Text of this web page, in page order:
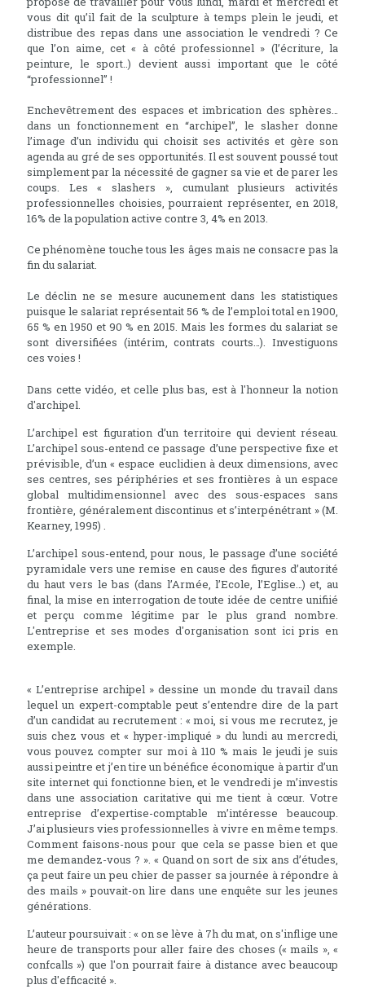
vous dit qu’il fait de la sculpture à temps plein le jeudi, et
distribue des repas dans une association le vendredi ? Ce
que l’on aime, cet « à côté professionnel » (l’écriture, la
peinture, le sport..) devient aussi important que le côté
“professionnel” !
Enchevêtrement des espaces et imbrication des sphères…
dans un fonctionnement en “archipel”, le slasher donne
l’image d’un individu qui choisit ses activités et gère son
agenda au gré de ses opportunités. Il est souvent poussé tout
simplement par la nécessité de gagner sa vie et de parer les
coups. Les « slashers », cumulant plusieurs activités
professionnelles choisies, pourraient représenter, en 2018,
16% de la population active contre 3, 4% en 2013.
Ce phénomène touche tous les âges mais ne consacre pas la
fin du salariat.
Le déclin ne se mesure aucunement dans les statistiques
puisque le salariat représentait 56 % de l’emploi total en 1900,
65 % en 1950 et 90 % en 2015. Mais les formes du salariat se
sont diversifiées (intérim, contrats courts…). Investiguons
ces voies !
Dans cette vidéo, et celle plus bas, est à l'honneur la notion
d'archipel.
L’archipel est figuration d’un territoire qui devient réseau.
L’archipel sous-entend ce passage d’une perspective fixe et
prévisible, d’un « espace euclidien à deux dimensions, avec
ses centres, ses périphéries et ses frontières à un espace
global multidimensionnel avec des sous-espaces sans
frontière, généralement discontinus et s’interpénétrant » (M.
Kearney, 1995) .
L’archipel sous-entend, pour nous, le passage d’une société
pyramidale vers une remise en cause des figures d’autorité
du haut vers le bas (dans l’Armée, l’Ecole, l’Eglise…) et, au
final, la mise en interrogation de toute idée de centre unifiié
et perçu comme légitime par le plus grand nombre.
L'entreprise et ses modes d'organisation sont ici pris en
exemple.
« L’entreprise archipel » dessine un monde du travail dans
lequel un expert-comptable peut s’entendre dire de la part
d’un candidat au recrutement : « moi, si vous me recrutez, je
suis chez vous et « hyper-impliqué » du lundi au mercredi,
vous pouvez compter sur moi à 110 % mais le jeudi je suis
aussi peintre et j’en tire un bénéfice économique à partir d’un
site internet qui fonctionne bien, et le vendredi je m’investis
dans une association caritative qui me tient à cœur. Votre
entreprise d’expertise-comptable m’intéresse beaucoup.
J’ai plusieurs vies professionnelles à vivre en même temps.
Comment faisons-nous pour que cela se passe bien et que
me demandez-vous ? ». « Quand on sort de six ans d’études,
ça peut faire un peu chier de passer sa journée à répondre à
des mails » pouvait-on lire dans une enquête sur les jeunes
générations.
L’auteur poursuivait : « on se lève à 7h du mat, on s'inflige une
heure de transports pour aller faire des choses (« mails », «
confcalls ») que l'on pourrait faire à distance avec beaucoup
plus d'efficacité ».